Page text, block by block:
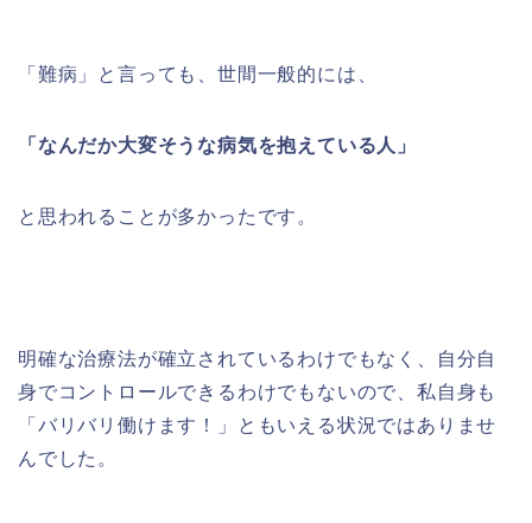
「難病」と言っても、世間一般的には、
「なんだか大変そうな病気を抱えている人」
と思われることが多かったです。
明確な治療法が確立されているわけでもなく、自分自
身でコントロールできるわけでもないので、私自身も
「バリバリ働けます！」ともいえる状況ではありませ
んでした。